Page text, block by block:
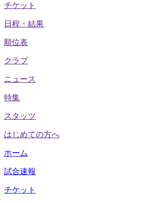
チケット
日程・結果
順位表
クラブ
ニュース
特集
スタッツ
はじめての方へ
ホーム
試合速報
チケット